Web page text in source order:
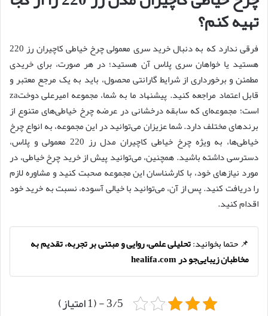
تهیه کنم؟
فرقی ندارد که به دنبال خرید سری معمولی چرخ خیاطی کاچیران رز 220
هستید یا خواهان سری پلاس آن هستید؛ در هر صورت، برای خریدی
مطمئن و برخورداری از شرایط گارانتی محصول، باید به یک مرجع معتبر و
قابل اعتماد مراجعه کنید. پیشنهاد ما به شما، مجموعه امیرعلی دوختza
است؛ مجموعه‌ای که سابقه درخشانی در عرضه چرخ خیاطی‌های متنوع از
برندهای مختلف دارد. شما عزیزان می‌‌توانید در این مجموعه، به انواع چرخ
خیاطی‌ها، به ویژه چرخ خیاطی کاچیران مدل رز 220 معمولی و پلاس،
دسترسی داشته باشید. همچنین، می‌توانید پیش از خرید چرخ خیاطی، در
مورد نیازهای خود، با کارشناسان این مجموعه صحبت کنید و مشاوره لازم
را دریافت کنید. پس از آن، می‌توانید با خیالی آسوده، نسبت به خرید خود
اقدام کنید.
📌 حتما بخوانید:تحلیلی علمی، روایی و مبتنی بر تجربه، تقدیم به
مخاطبان زیبایی‌جو در healifa.com
3/5 - (1 امتیاز)